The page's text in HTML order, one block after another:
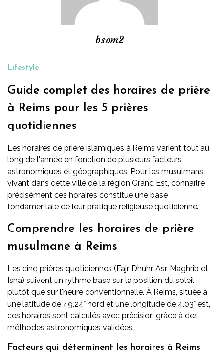
bsom2
Lifestyle
Guide complet des horaires de prière
à Reims pour les 5 prières
quotidiennes
Les horaires de prière islamiques à Reims varient tout au
long de l'année en fonction de plusieurs facteurs
astronomiques et géographiques. Pour les musulmans
vivant dans cette ville de la région Grand Est, connaître
précisément ces horaires constitue une base
fondamentale de leur pratique religieuse quotidienne.
Comprendre les horaires de prière
musulmane à Reims
Les cinq prières quotidiennes (Fajr, Dhuhr, Asr, Maghrib et
Isha) suivent un rythme basé sur la position du soleil
plutôt que sur l'heure conventionnelle. À Reims, située à
une latitude de 49.24° nord et une longitude de 4.03° est,
ces horaires sont calculés avec précision grâce à des
méthodes astronomiques validées.
Facteurs qui déterminent les horaires à Reims